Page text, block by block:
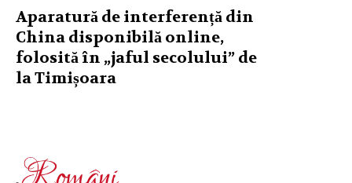
Aparatură de interferență din
China disponibilă online,
folosită în „jaful secolului” de
la Timișoara